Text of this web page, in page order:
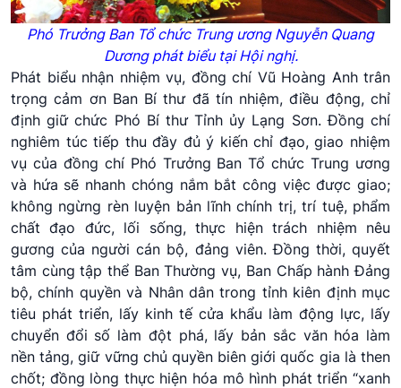
Phó Trưởng Ban Tổ chức Trung ương Nguyễn Quang
Dương phát biểu tại Hội nghị.
Phát biểu nhận nhiệm vụ, đồng chí Vũ Hoàng Anh trân
trọng cảm ơn Ban Bí thư đã tín nhiệm, điều động, chỉ
định giữ chức Phó Bí thư Tỉnh ủy Lạng Sơn. Đồng chí
nghiêm túc tiếp thu đầy đủ ý kiến chỉ đạo, giao nhiệm
vụ của đồng chí Phó Trưởng Ban Tổ chức Trung ương
và hứa sẽ nhanh chóng nắm bắt công việc được giao;
không ngừng rèn luyện bản lĩnh chính trị, trí tuệ, phẩm
chất đạo đức, lối sống, thực hiện trách nhiệm nêu
gương của người cán bộ, đảng viên. Đồng thời, quyết
tâm cùng tập thể Ban Thường vụ, Ban Chấp hành Đảng
bộ, chính quyền và Nhân dân trong tỉnh kiên định mục
tiêu phát triển, lấy kinh tế cửa khẩu làm động lực, lấy
chuyển đổi số làm đột phá, lấy bản sắc văn hóa làm
nền tảng, giữ vững chủ quyền biên giới quốc gia là then
chốt; đồng lòng thực hiện hóa mô hình phát triển “xanh